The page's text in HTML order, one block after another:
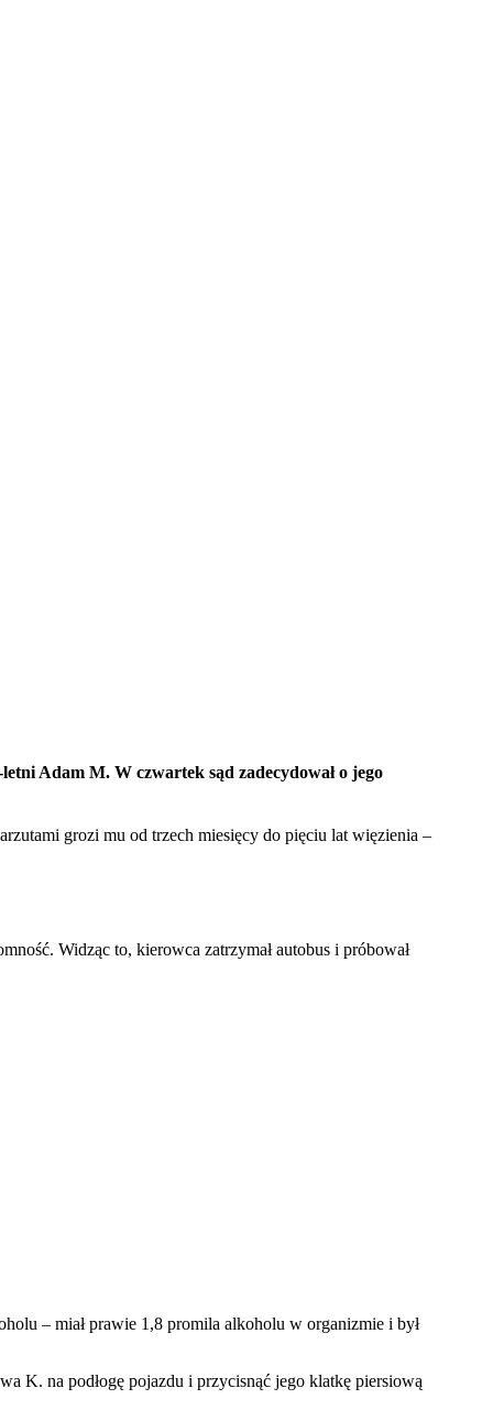
Adam M. W czwartek sąd zadecydował o jego
grozi mu od trzech miesięcy do pięciu lat więzienia –
Widząc to, kierowca zatrzymał autobus i próbował
– miał prawie 1,8 promila alkoholu w organizmie i był
K. na podłogę pojazdu i przycisnąć jego klatkę piersiową